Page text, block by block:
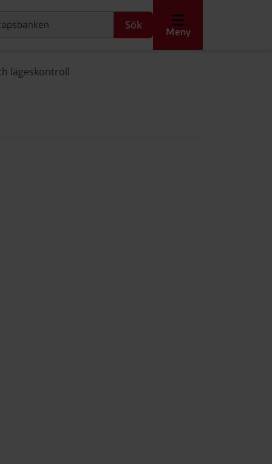
Sök
Meny
lägeskontroll